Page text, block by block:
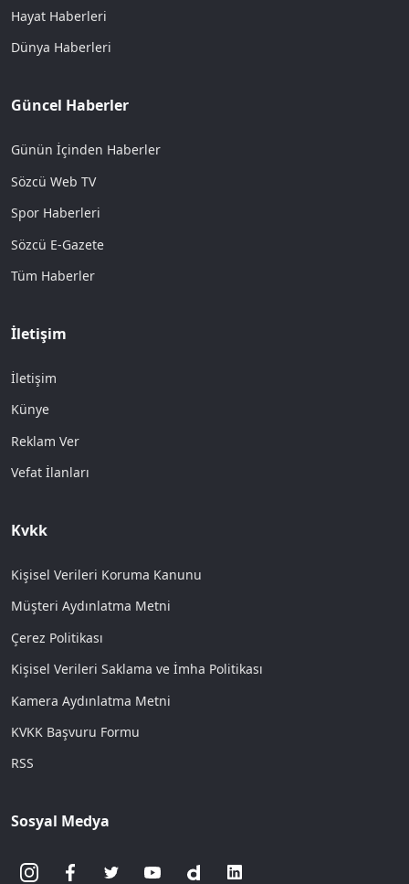
Hayat Haberleri
Dünya Haberleri
Güncel Haberler
Günün İçinden Haberler
Sözcü Web TV
Spor Haberleri
Sözcü E-Gazete
Tüm Haberler
İletişim
İletişim
Künye
Reklam Ver
Vefat İlanları
Kvkk
Kişisel Verileri Koruma Kanunu
Müşteri Aydınlatma Metni
Çerez Politikası
Kişisel Verileri Saklama ve İmha Politikası
Kamera Aydınlatma Metni
KVKK Başvuru Formu
RSS
Sosyal Medya